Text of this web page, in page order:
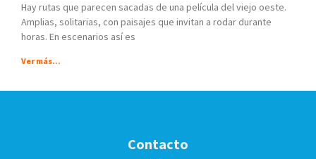
Hay rutas que parecen sacadas de una película del viejo oeste.
Amplias, solitarias, con paisajes que invitan a rodar durante
horas. En escenarios así es
Ver más...
Contacto